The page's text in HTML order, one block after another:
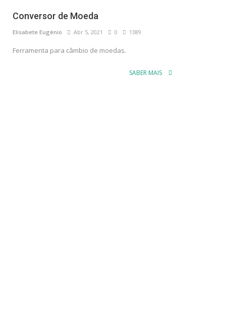
Conversor de Moeda
Elisabete Eugénio Abr 5, 2021 0 1389
Ferramenta para câmbio de moedas.
SABER MAIS